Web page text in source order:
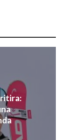
ritira: